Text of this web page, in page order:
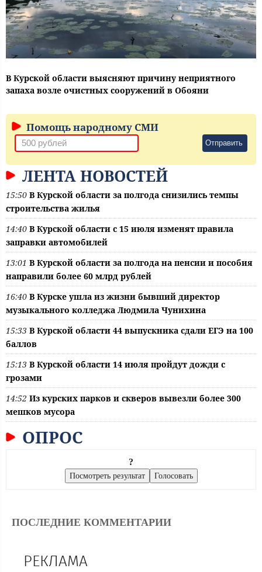
В Курской области выясняют причину неприятного
запаха возле очистных сооружений в Обояни
Помощь народному СМИ
Отправить
ЛЕНТА НОВОСТЕЙ
15:50 В Курской области за полгода снизились темпы
строительства жилья
14:40 В Курской области с 15 июля изменят правила
заправки автомобилей
13:01 В Курской области за полгода на пенсии и пособия
направили более 60 млрд рублей
16:40 В Курске ушла из жизни бывший директор
музыкального колледжа Людмила Чунихина
15:33 В Курской области 44 выпускника сдали ЕГЭ на 100
баллов
15:13 В Курской области 14 июля пройдут дожди с
грозами
14:52 Из курских парков и скверов вывезли более 300
мешков мусора
ОПРОС
?
ПОСЛЕДНИЕ КОММЕНТАРИИ
РЕКЛАМА